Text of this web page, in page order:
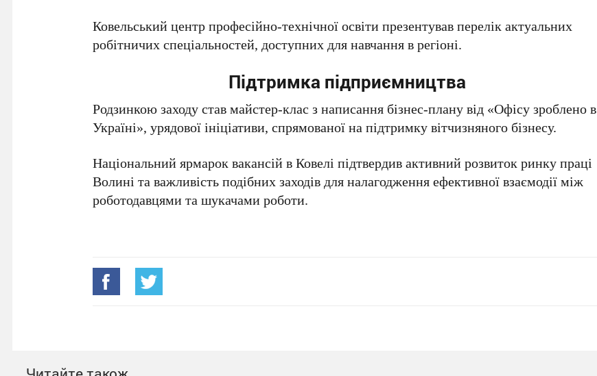
Ковельський центр професійно-технічної освіти презентував перелік актуальних
робітничих спеціальностей, доступних для навчання в регіоні.
Підтримка підприємництва
Родзинкою заходу став майстер-клас з написання бізнес-плану від «Офісу зроблено в
Україні», урядової ініціативи, спрямованої на підтримку вітчизняного бізнесу.
Національний ярмарок вакансій в Ковелі підтвердив активний розвиток ринку праці
Волині та важливість подібних заходів для налагодження ефективної взаємодії між
роботодавцями та шукачами роботи.